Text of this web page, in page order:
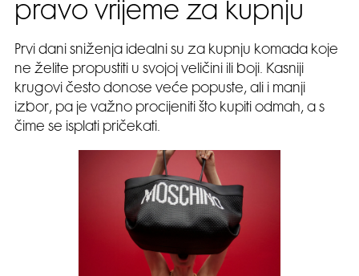
pravo vrijeme za kupnju
Prvi dani sniženja idealni su za kupnju komada koje
ne želite propustiti u svojoj veličini ili boji. Kasniji
krugovi često donose veće popuste, ali i manji
izbor, pa je važno procijeniti što kupiti odmah, a s
čime se isplati pričekati.